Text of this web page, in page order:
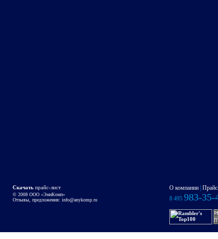
Скачать прайс-лист О компании
© 2008 OOO «ЭниКомп»
Отзывы, предложения: info@anykomp.ru 8 495 983-35-